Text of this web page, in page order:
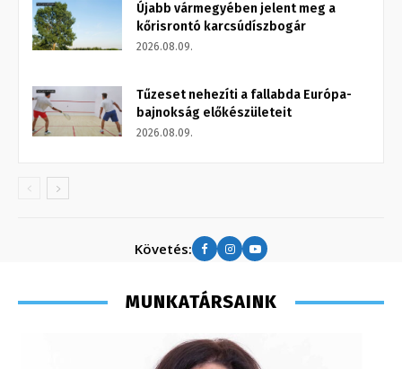
Újabb vármegyében jelent meg a
kőrisrontó karcsúdíszbogár
2026.08.09.
Tűzeset nehezíti a fallabda Európa-
bajnokság előkészületeit
2026.08.09.
Követés:
MUNKATÁRSAINK